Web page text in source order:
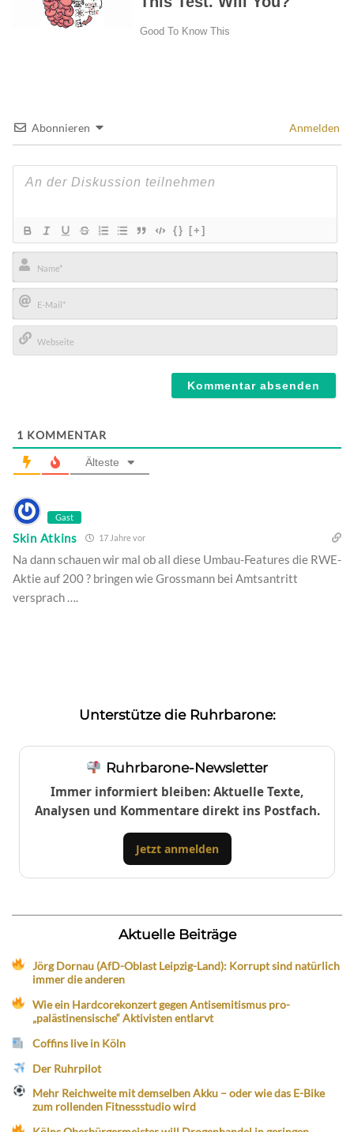
Abonnieren Anmelden
{} [+]
Name*
E-
Mail*
1 KOMMENTAR
Älteste
Gast
Skin Atkins 17 Jahre vor
Na dann schauen wir mal ob all diese Umbau-Features die RWE-
Aktie auf 200 ? bringen wie Grossmann bei Amtsantritt
versprach ….
Unterstütze die Ruhrbarone:
Ruhrbarone-Newsletter
Immer informiert bleiben: Aktuelle Texte,
Analysen und Kommentare direkt ins Postfach.
Jetzt anmelden
Aktuelle Beiträge
Jörg Dornau (AfD-Oblast Leipzig-Land): Korrupt sind natürlich
immer die anderen
Wie ein Hardcorekonzert gegen Antisemitismus pro-
„palästinensische“ Aktivisten entlarvt
Coffins live in Köln
Der Ruhrpilot
Mehr Reichweite mit demselben Akku – oder wie das E-Bike
zum rollenden Fitnessstudio wird